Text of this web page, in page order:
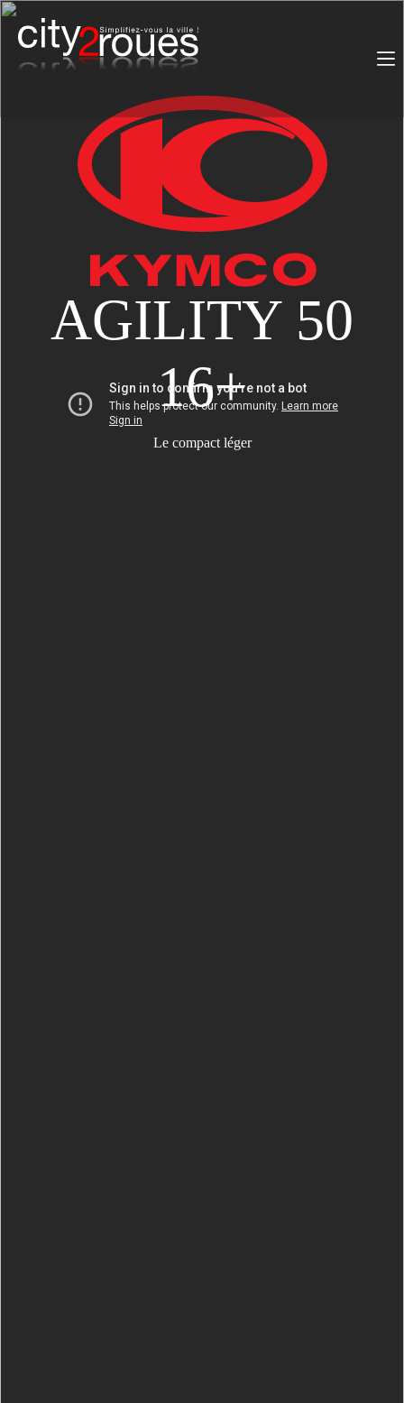
Passer
contenu
AGILITY 50
16+
Le compact léger